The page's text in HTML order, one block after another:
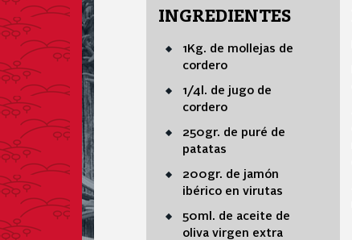
INGREDIENTES
1Kg. de mollejas de
cordero
1/4l. de jugo de
cordero
250gr. de puré de
patatas
200gr. de jamón
ibérico en virutas
50ml. de aceite de
oliva virgen extra